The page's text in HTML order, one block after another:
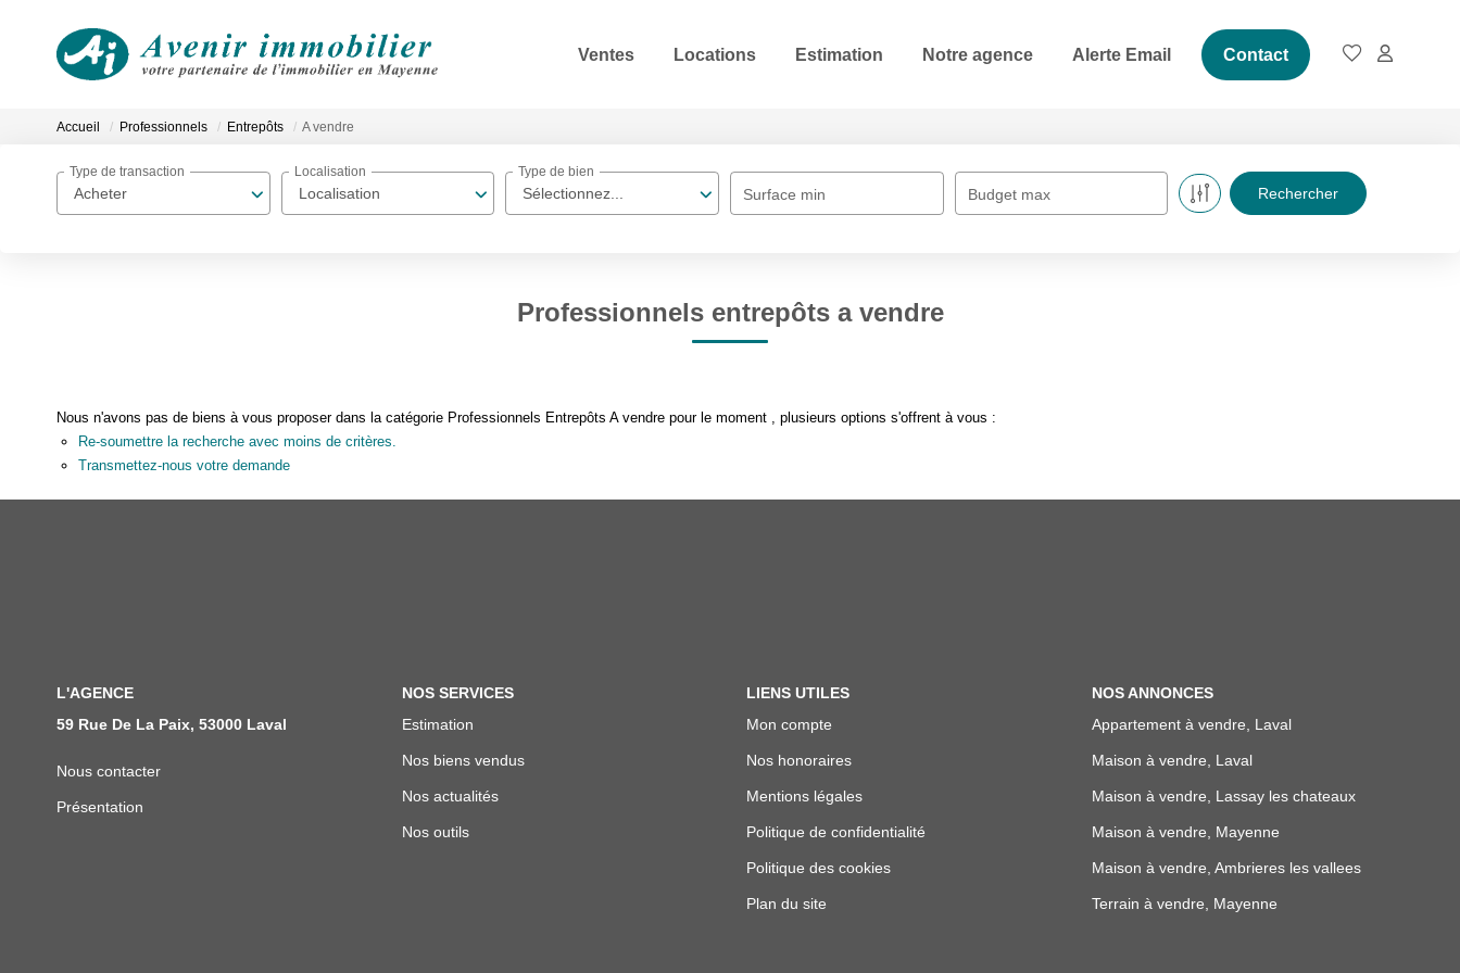
Ventes Locations Estimation Notre agence Alerte Email Contact
Accueil Professionnels Entrepôts A vendre
Acheter
Type de transaction
Localisation
Localisation
Sélectionnez...
Type de bien
Surface min Budget max
Professionnels entrepôts a vendre
Nous n'avons pas de biens à vous proposer dans la catégorie Professionnels Entrepôts A vendre pour le moment , plusieurs options s'offrent à vous :
Re-soumettre la recherche avec moins de critères.
Transmettez-nous votre demande
L'AGENCE
59 Rue De La Paix, 53000 Laval
Nous contacter
Présentation
NOS SERVICES
Estimation
Nos biens vendus
Nos actualités
Nos outils
LIENS UTILES
Mon compte
Nos honoraires
Mentions légales
Politique de confidentialité
Politique des cookies
Plan du site
NOS ANNONCES
Appartement à vendre, Laval
Maison à vendre, Laval
Maison à vendre, Lassay les chateaux
Maison à vendre, Mayenne
Maison à vendre, Ambrieres les vallees
Terrain à vendre, Mayenne